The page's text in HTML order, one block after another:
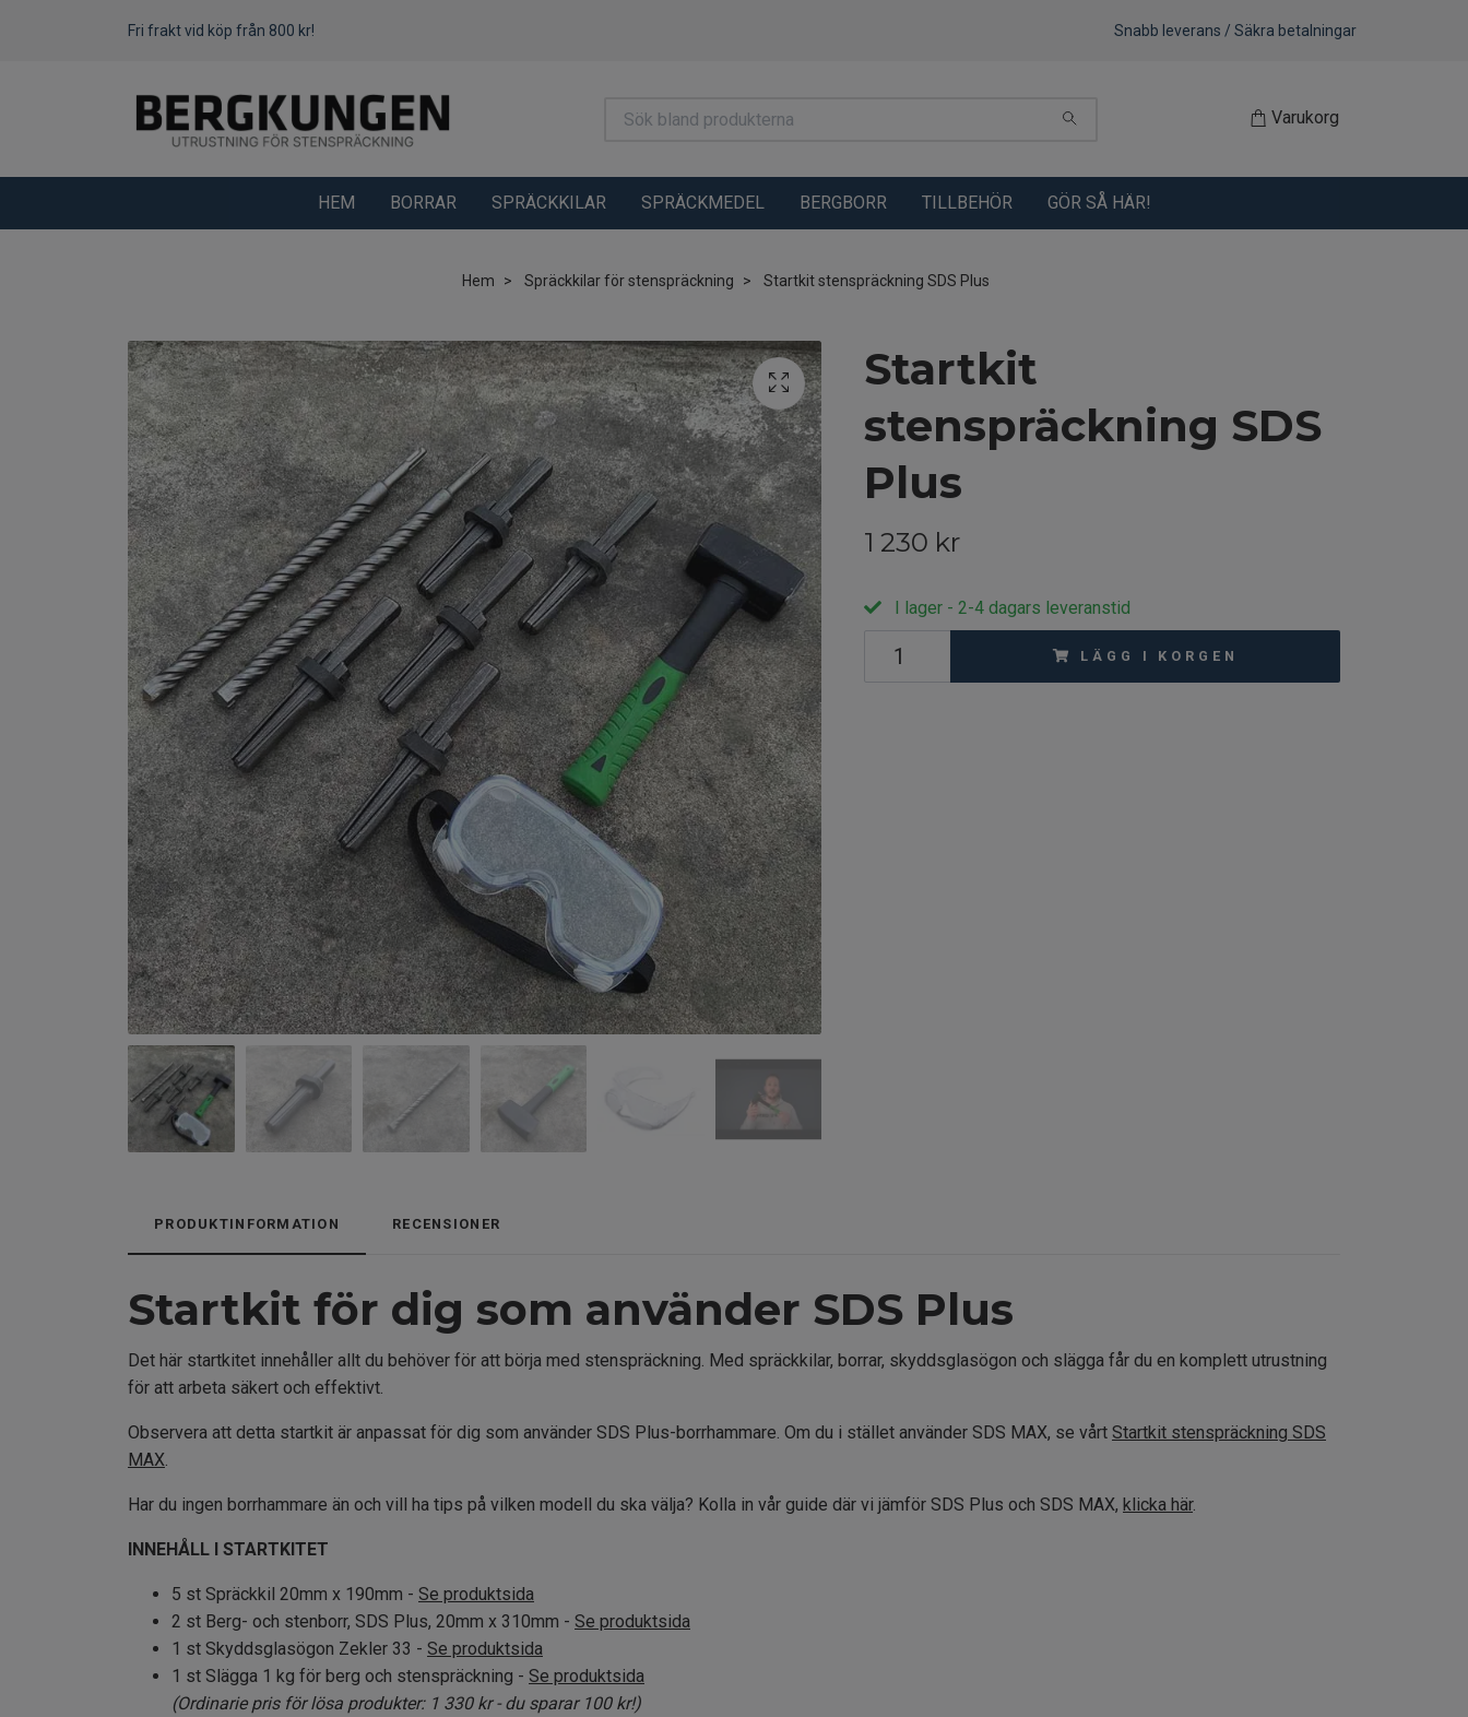
Fri frakt vid köp från 800 kr! Snabb leverans / Säkra betalningar
Varukorg
HEM BORRAR SPRÄCKKILAR SPRÄCKMEDEL BERGBORR TILLBEHÖR GÖR SÅ HÄR!
Hem Spräckkilar för stenspräckning Startkit stenspräckning SDS Plus
Startkit
stenspräckning SDS
Plus
1 230 kr
I lager - 2-4 dagars leveranstid
LÄGG I KORGEN
PRODUKTINFORMATION RECENSIONER
Startkit för dig som använder SDS Plus
Det här startkitet innehåller allt du behöver för att börja med stenspräckning. Med spräckkilar, borrar, skyddsglasögon och slägga får du en komplett utrustning
för att arbeta säkert och effektivt.
Observera att detta startkit är anpassat för dig som använder SDS Plus-borrhammare. Om du i stället använder SDS MAX, se vårt Startkit stenspräckning SDS
MAX
Har du ingen borrhammare än och vill ha tips på vilken modell du ska välja? Kolla in vår guide där vi jämför SDS Plus och SDS MAX, klicka här.
INNEHÅLL I STARTKITET
5 st Spräckkil 20mm x 190mm - Se produktsida
2 st Berg- och stenborr, SDS Plus, 20mm x 310mm - Se produktsida
1 st Skyddsglasögon Zekler 33 - Se produktsida
1 st Slägga 1 kg för berg och stenspräckning - Se produktsida
(Ordinarie pris för lösa produkter: 1 330 kr - du sparar 100 kr!)